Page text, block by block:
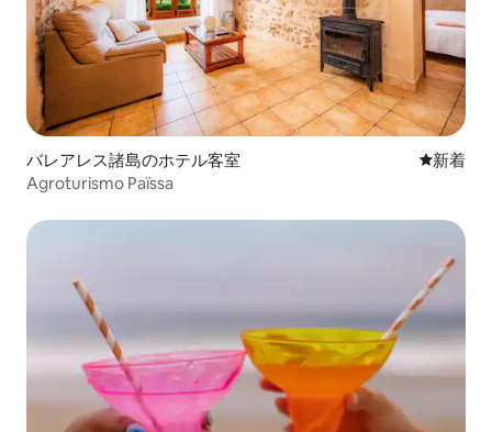
バレアレス諸島のホテル客室 新しい宿
新着
Agroturismo Païssa